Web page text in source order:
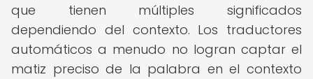
que tienen múltiples significados
dependiendo del contexto. Los traductores
automáticos a menudo no logran captar el
matiz preciso de la palabra en el contexto